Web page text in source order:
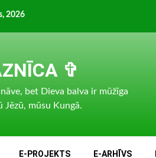
2026
✞
bet Dieva balva ir mūžīga
Jēzū, mūsu Kungā.
E-PROJEKTS E-ARHĪVS